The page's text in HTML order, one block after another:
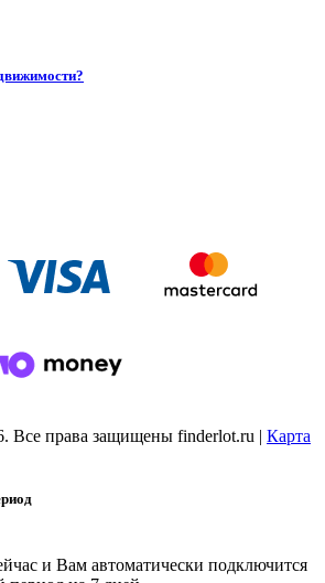
Все права защищены finderlot.ru | Карта
и Вам автоматически подключится